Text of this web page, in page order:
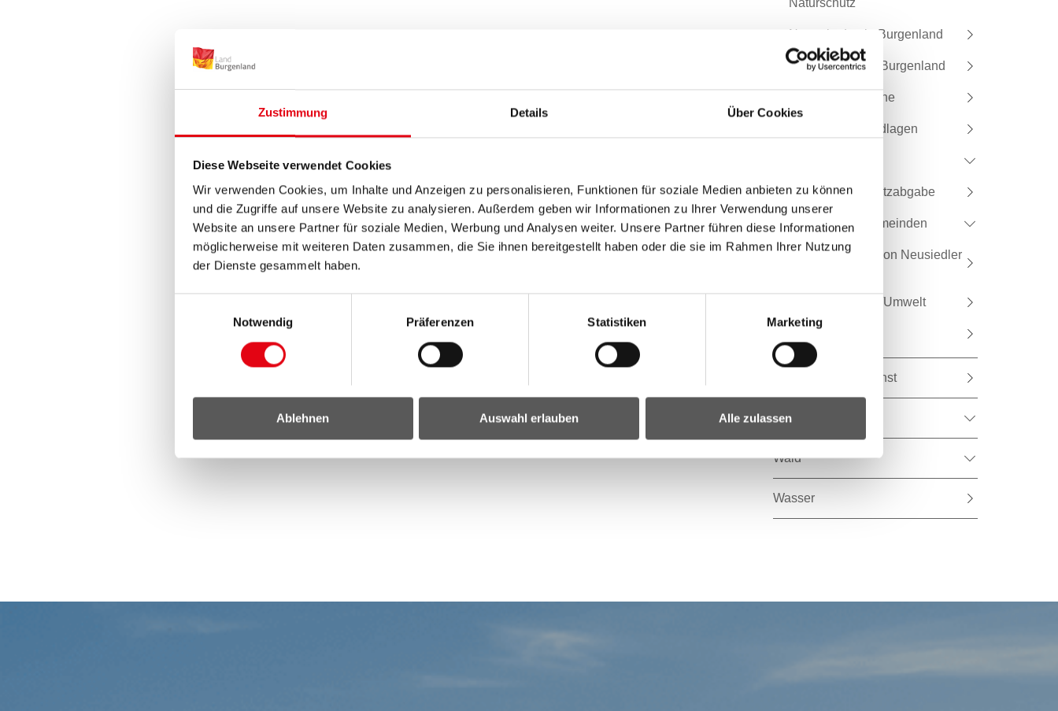
Zustimmung Details Über Cookies
Diese Webseite verwendet Cookies
Wir verwenden Cookies, um Inhalte und Anzeigen zu personalisieren, Funktionen für soziale Medien anbieten zu können
und die Zugriffe auf unsere Website zu analysieren. Außerdem geben wir Informationen zu Ihrer Verwendung unserer
Website an unsere Partner für soziale Medien, Werbung und Analysen weiter. Unsere Partner führen diese Informationen
möglicherweise mit weiteren Daten zusammen, die Sie ihnen bereitgestellt haben oder die sie im Rahmen Ihrer Nutzung
der Dienste gesammelt haben.
Notwendig
Präferenzen Statistiken Marketing
Ablehnen Auswahl erlauben Alle zulassen
Naturschutz
Naturakademie Burgenland
Natur im Garten Burgenland
Naturschutzorgane
Rechtliche Grundlagen
Landschaftsschutzabgabe
Ökologische Gemeinden
Biologische Station Neusiedler
Formulare Natur/Umwelt
Publikationen
Tiergesundheitsdienst
Umwelt
Wald
Wasser